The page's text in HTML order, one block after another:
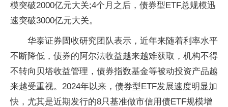
模突破2000亿元大关;4个月之后，债券型ETF总规模迅
速突破3000亿元大关。
华泰证券固收研究团队表示，近年来随着利率水平
不断降低，债券的阿尔法收益越来越难获取，机构不得
不转向贝塔收益管理，债券指数基金等被动投资产品越
来越受重视。2024年以来，债券型ETF发展速度明显加
快，尤其是近期发行的8只基准做市信用债ETF规模增